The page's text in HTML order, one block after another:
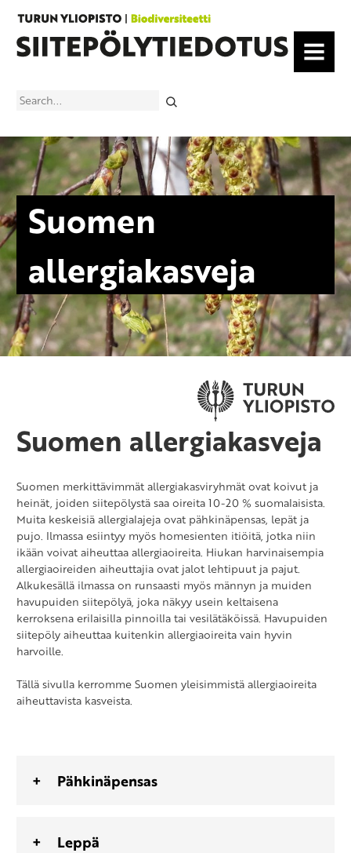
MENU
Search
Suomen
allergiakasveja
Suomen allergiakasveja
Suomen merkittävimmät allergiakasviryhmät ovat koivut ja
heinät, joiden siitepölystä saa oireita 10-20 % suomalaisista.​
Muita keskeisiä allergialajeja ovat pähkinäpensas, lepät ja
pujo. Ilmassa esiintyy myös homesienten itiöitä, jotka niin
ikään voivat aiheuttaa allergiaoireita. Hiukan harvinaisempia
allergiaoireiden aiheuttajia ovat jalot lehtipuut ja pajut.
Alkukesällä ilmassa on runsaasti myös männyn ja muiden
havupuiden siitepölyä, joka näkyy usein keltaisena
kerroksena erilaisilla pinnoilla tai vesilätäköissä. Havupuiden
siitepöly aiheuttaa kuitenkin allergiaoireita vain hyvin
harvoille.
Tällä sivulla kerromme Suomen yleisimmistä allergiaoireita
aiheuttavista kasveista.
Pähkinäpensas
Leppä